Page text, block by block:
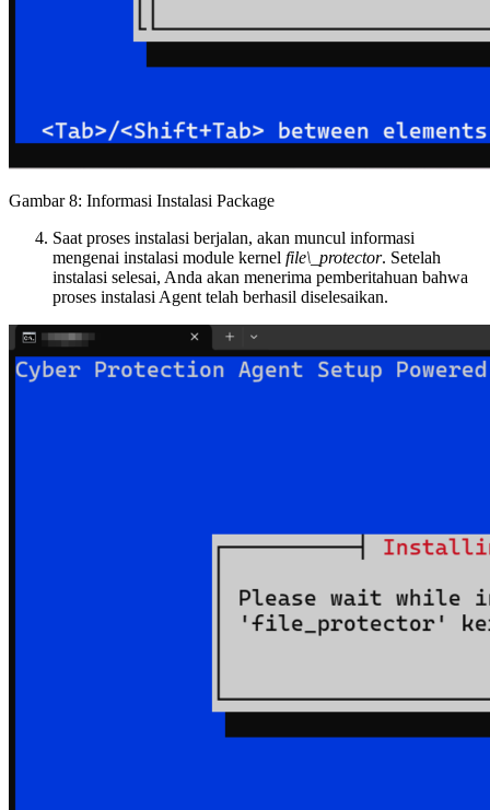
Gambar 8: Informasi Instalasi Package
Saat proses instalasi berjalan, akan muncul informasi
mengenai instalasi module kernel file\_protector. Setelah
instalasi selesai, Anda akan menerima pemberitahuan bahwa
proses instalasi Agent telah berhasil diselesaikan.